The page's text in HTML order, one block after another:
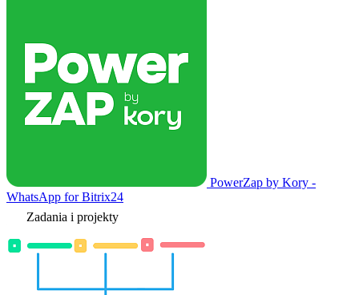
PowerZap by Kory -
WhatsApp for Bitrix24
Zadania i projekty